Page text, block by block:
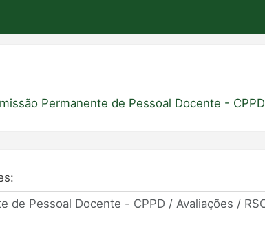
Permanente de Pessoal Docente - CPPD